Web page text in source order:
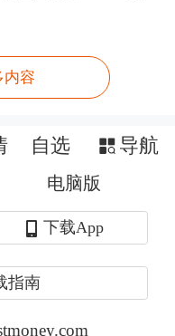
内容
自选 导航
电脑版
下载App
指南